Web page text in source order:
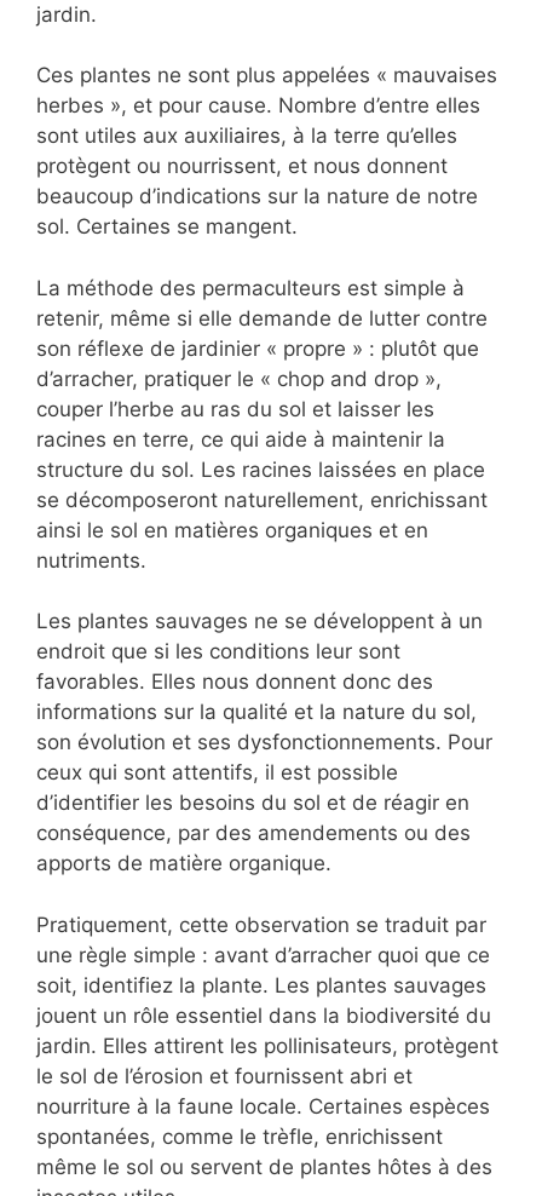
jardin.
Ces plantes ne sont plus appelées « mauvaises
herbes », et pour cause. Nombre d’entre elles
sont utiles aux auxiliaires, à la terre qu’elles
protègent ou nourrissent, et nous donnent
beaucoup d’indications sur la nature de notre
sol. Certaines se mangent.
La méthode des permaculteurs est simple à
retenir, même si elle demande de lutter contre
son réflexe de jardinier « propre » : plutôt que
d’arracher, pratiquer le « chop and drop »,
couper l’herbe au ras du sol et laisser les
racines en terre, ce qui aide à maintenir la
structure du sol. Les racines laissées en place
se décomposeront naturellement, enrichissant
ainsi le sol en matières organiques et en
nutriments.
Les plantes sauvages ne se développent à un
endroit que si les conditions leur sont
favorables. Elles nous donnent donc des
informations sur la qualité et la nature du sol,
son évolution et ses dysfonctionnements. Pour
ceux qui sont attentifs, il est possible
d’identifier les besoins du sol et de réagir en
conséquence, par des amendements ou des
apports de matière organique.
Pratiquement, cette observation se traduit par
une règle simple : avant d’arracher quoi que ce
soit, identifiez la plante. Les plantes sauvages
jouent un rôle essentiel dans la biodiversité du
jardin. Elles attirent les pollinisateurs, protègent
le sol de l’érosion et fournissent abri et
nourriture à la faune locale. Certaines espèces
spontanées, comme le trèfle, enrichissent
même le sol ou servent de plantes hôtes à des